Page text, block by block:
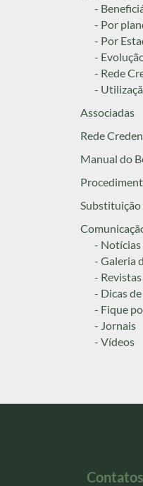
-
- Por
- Por
-
- Rede
-
Associadas
Rede
Manual do
Substituição
- Notícias
- Galeria
- Revistas
- Dicas
- Fique
- Jornais
- Vídeos
Contatos